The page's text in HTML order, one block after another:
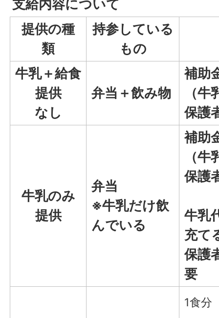
支給内容について
提供の種
類
持参している
もの
牛乳＋給食
提供
なし
弁当＋飲み物
補助
（
保護
牛乳のみ
提供
弁当
※牛乳だけ飲
んでいる
補助
（
保護
牛乳
充て
保護
要
1食分